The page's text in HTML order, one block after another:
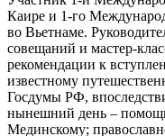
Каире и 1-го
во Вьетнаме.
совещаний и мастер-
рекомендации к
известному
Госдумы РФ,
нынешний день –
Мединскому;